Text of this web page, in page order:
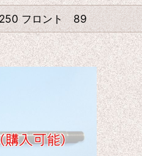
フロント 89